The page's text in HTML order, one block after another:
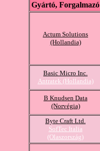
Gyártó, Forgalmazó
Actum Solutions
(Hollandia)
Basic Micro Inc.
Antratek (Hollandia)
B Knudsen Data
(Norvégia)
Byte Craft Ltd.
SofTec Italia
(Olaszország)